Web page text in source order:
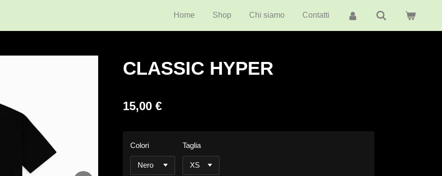
Home Shop Chi siamo Contatti
CLASSIC HYPER
15,00 €
Colori Taglia